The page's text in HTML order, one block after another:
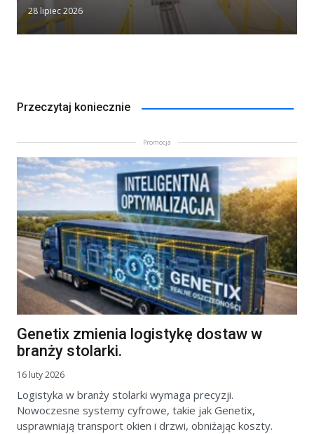
28 lipiec 2026
Przeczytaj koniecznie
Promocja
Genetix zmienia logistykę dostaw w
branży stolarki.
16 luty 2026
Logistyka w branży stolarki wymaga precyzji.
Nowoczesne systemy cyfrowe, takie jak Genetix,
usprawniają transport okien i drzwi, obniżając koszty.